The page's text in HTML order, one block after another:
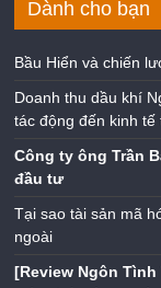
Bầu Hiển và chiến
Doanh thu dầu khí
Công ty ông Trần
Tại sao tài sản mã
[Review Ngôn Tình
nhân nhà mình